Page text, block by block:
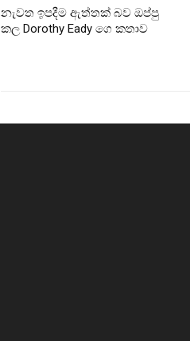
නැවත ඉපදීම ඇත්තක් බව ඔප්පු
කල Dorothy Eady ගෙ කතාව